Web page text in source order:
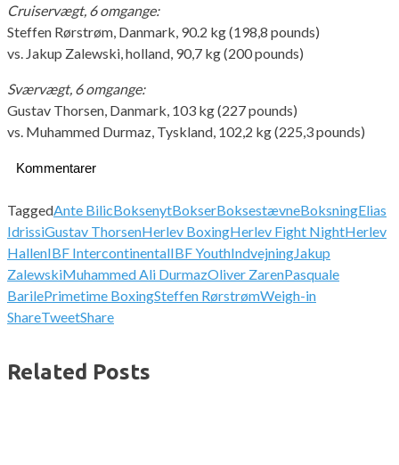
Cruiservægt, 6 omgange:
Steffen Rørstrøm, Danmark, 90.2 kg (198,8 pounds)
vs. Jakup Zalewski, holland, 90,7 kg (200 pounds)
Sværvægt, 6 omgange:
Gustav Thorsen, Danmark, 103 kg (227 pounds)
vs. Muhammed Durmaz, Tyskland, 102,2 kg (225,3 pounds)
Kommentarer
TaggedAnte BilicBoksenytBokserBoksestævneBoksningElias
IdrissiGustav ThorsenHerlev BoxingHerlev Fight NightHerlev
HallenIBF IntercontinentalIBF YouthIndvejningJakup
ZalewskiMuhammed Ali DurmazOliver ZarenPasquale
BarilePrimetime BoxingSteffen RørstrømWeigh-in
ShareTweetShare
Related Posts